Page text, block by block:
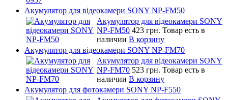
Акумулятор для відеокамери SONY NP-FM50
Акумулятор для відеокамери SONY
NP-FM50 423 грн. Товар есть в
наличии В корзину
Акумулятор для відеокамери SONY NP-FM70
Акумулятор для відеокамери SONY
NP-FM70 523 грн. Товар есть в
наличии В корзину
Акумулятор для фотокамери SONY NP-F550